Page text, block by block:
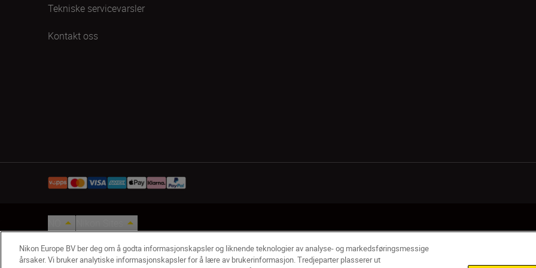
Tekniske servicevarsler
Kontakt oss
© 2026 Nikon
Nikon Europe BV ber deg om å godta informasjonskapsler og liknende teknologier av analyse- og markedsføringsmessige
årsaker. Vi bruker analytiske informasjonskapsler for å lære av brukerinformasjon. Tredjeparter plasserer ut